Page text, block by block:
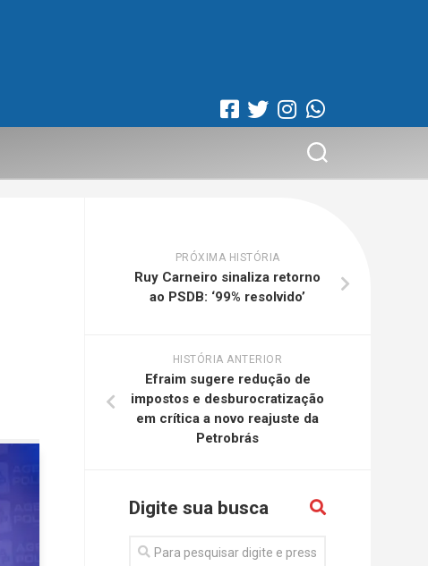
PRÓXIMA HISTÓRIA
Ruy Carneiro sinaliza retorno
ao PSDB: ‘99% resolvido’
HISTÓRIA ANTERIOR
Efraim sugere redução de
impostos e desburocratização
em crítica a novo reajuste da
Petrobrás
Digite sua busca